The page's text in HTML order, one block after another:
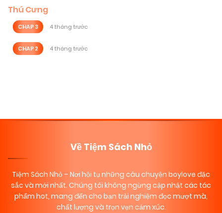
Thú Cưng
CHAP 3 4 tháng trước
CHAP 2 4 tháng trước
Về Tiệm Sách Nhỏ
Tiệm Sách Nhỏ – Nơi hội tụ những câu chuyện boylove đặc
sắc và mới nhất. Chúng tôi không ngừng cập nhật các tác
phẩm hot, mang đến cho bạn trải nghiệm đọc mượt mà,
chất lượng và trọn vẹn cảm xúc.